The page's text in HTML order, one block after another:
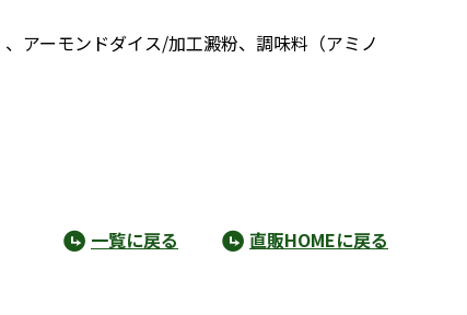
アーモンドダイス/加工澱粉、調味料（アミノ
一覧に戻る 直販HOMEに戻る